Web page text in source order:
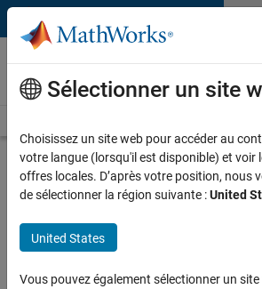
Passer au contenu
MATLAB and Simulink
Training
Plano, TX
MathWorks
Sélectionner un site
Choisissez un site web pour accéder au
votre langue (lorsqu'il est disponible) et voir
offres locales. D’après votre position, nous
de sélectionner la région suivante :United
United States
Vous pouvez également sélectionner un